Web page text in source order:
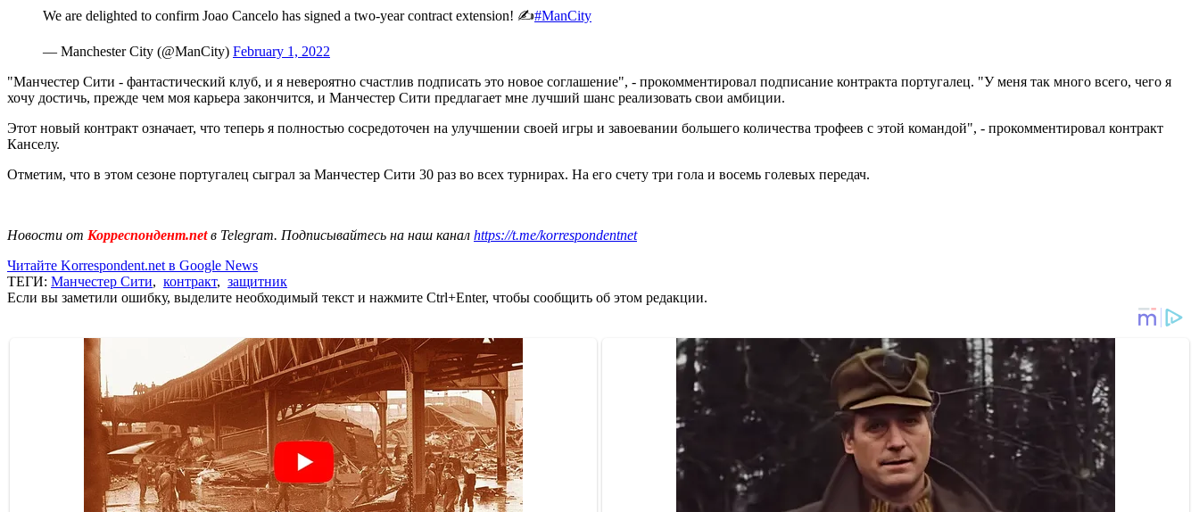
We are delighted to confirm Joao Cancelo has signed a two-year contract extension! ✍️#ManCity
— Manchester City (@ManCity) February 1, 2022
"Манчестер Сити - фантастический клуб, и я невероятно счастлив подписать это новое соглашение", - прокомментировал подписание контракта португалец. "У меня так много всего, чего я
хочу достичь, прежде чем моя карьера закончится, и Манчестер Сити предлагает мне лучший шанс реализовать свои амбиции.
Этот новый контракт означает, что теперь я полностью сосредоточен на улучшении своей игры и завоевании большего количества трофеев с этой командой", - прокомментировал контракт
Канселу.
Отметим, что в этом сезоне португалец сыграл за Манчестер Сити 30 раз во всех турнирах. На его счету три гола и восемь голевых передач.
Новости от Корреспондент.netв Telegram. Подписывайтесь на наш канал https://t.me/korrespondentnet
Читайте Korrespondent.net в Google News
ТЕГИ: Манчестер Сити, контракт, защитник
Если вы заметили ошибку, выделите необходимый текст и нажмите Ctrl+Enter, чтобы сообщить об этом редакции.